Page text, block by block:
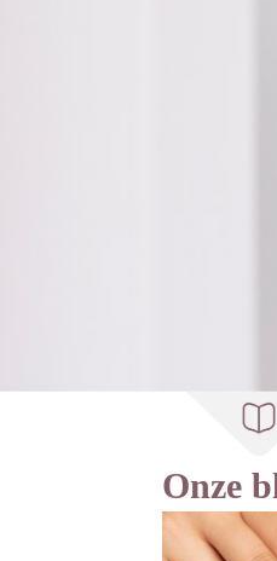
Onze